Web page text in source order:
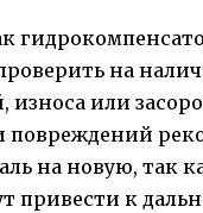
на
износа или
повреждений
на новую, так
привести к